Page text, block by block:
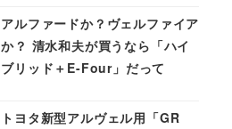
アルファードか？ヴェルファイア
か？ 清水和夫が買うなら「ハイ
ブリッド＋E-Four」だって
トヨタ新型アルヴェル用「GR